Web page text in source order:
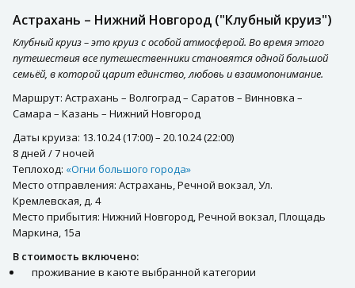
Астрахань – Нижний Новгород ("Клубный круиз")
Клубный круиз – это круиз с особой атмосферой. Во время этого
путешествия все путешественники становятся одной большой
семьёй, в которой царит единство, любовь и взаимопонимание.
Маршрут: Астрахань – Волгоград – Саратов – Винновка –
Самара – Казань – Нижний Новгород
Даты круиза: 13.10.24 (17:00) – 20.10.24 (22:00)
8 дней / 7 ночей
Теплоход: «Огни большого города»
Место отправления: Астрахань, Речной вокзал, Ул.
Кремлевская, д. 4
Место прибытия: Нижний Новгород, Речной вокзал, Площадь
Маркина, 15а
В стоимость включено:
проживание в каюте выбранной категории